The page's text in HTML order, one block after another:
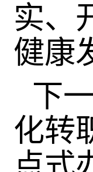
实、
健康
下
化转